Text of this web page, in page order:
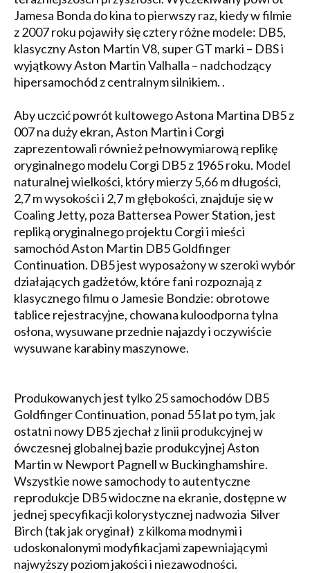
Jamesa Bonda do kina to pierwszy raz, kiedy w filmie
z 2007 roku pojawiły się cztery różne modele: DB5,
klasyczny Aston Martin V8, super GT marki – DBS i
wyjątkowy Aston Martin Valhalla – nadchodzący
hipersamochód z centralnym silnikiem. .
Aby uczcić powrót kultowego Astona Martina DB5 z
007 na duży ekran, Aston Martin i Corgi
zaprezentowali również pełnowymiarową replikę
oryginalnego modelu Corgi DB5 z 1965 roku. Model
naturalnej wielkości, który mierzy 5,66 m długości,
2,7 m wysokości i 2,7 m głębokości, znajduje się w
Coaling Jetty, poza Battersea Power Station, jest
repliką oryginalnego projektu Corgi i mieści
samochód Aston Martin DB5 Goldfinger
Continuation. DB5 jest wyposażony w szeroki wybór
działających gadżetów, które fani rozpoznają z
klasycznego filmu o Jamesie Bondzie: obrotowe
tablice rejestracyjne, chowana kuloodporna tylna
osłona, wysuwane przednie najazdy i oczywiście
wysuwane karabiny maszynowe.
Produkowanych jest tylko 25 samochodów DB5
Goldfinger Continuation, ponad 55 lat po tym, jak
ostatni nowy DB5 zjechał z linii produkcyjnej w
ówczesnej globalnej bazie produkcyjnej Aston
Martin w Newport Pagnell w Buckinghamshire.
Wszystkie nowe samochody to autentyczne
reprodukcje DB5 widoczne na ekranie, dostępne w
jednej specyfikacji kolorystycznej nadwozia Silver
Birch (tak jak oryginał) z kilkoma modnymi i
udoskonalonymi modyfikacjami zapewniającymi
najwyższy poziom jakości i niezawodności.